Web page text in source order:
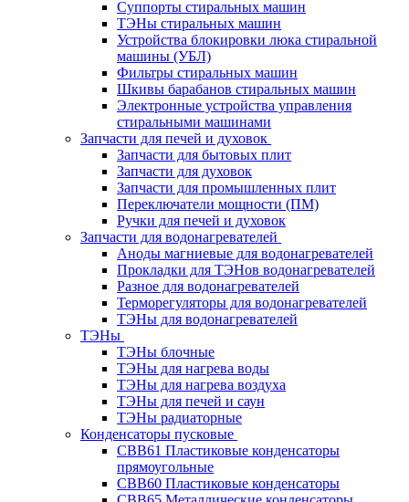
Суппорты стиральных машин
ТЭНы стиральных машин
Устройства блокировки люка стиральной
машины (УБЛ)
Фильтры стиральных машин
Шкивы барабанов стиральных машин
Электронные устройства управления
стиральными машинами
Запчасти для печей и духовок
Запчасти для бытовых плит
Запчасти для духовок
Запчасти для промышленных плит
Переключатели мощности (ПМ)
Ручки для печей и духовок
Запчасти для водонагревателей
Аноды магниевые для водонагревателей
Прокладки для ТЭНов водонагревателей
Разное для водонагревателей
Терморегуляторы для водонагревателей
ТЭНы для водонагревателей
ТЭНы
ТЭНы блочные
ТЭНы для нагрева воды
ТЭНы для нагрева воздуха
ТЭНы для печей и саун
ТЭНы радиаторные
Конденсаторы пусковые
CBB61 Пластиковые конденсаторы
прямоугольные
CBB60 Пластиковые конденсаторы